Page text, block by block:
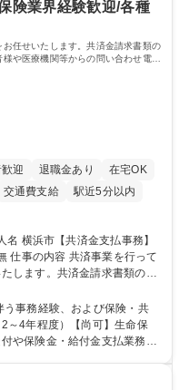
ストップサービスが最大の強
学力：英語 資格：
険業界経験歓迎/各種
任せいたします。共済金請求書類の
や医療機関等からの問い合わせ電話
迎 退職金あり
在宅OK
交通費支給
駅近5分以内
て
します。共済金請求書類の受
入者様や医療機関等からの問
受付、
事務処理業務全般を担当 ■専
作成・発送作業 ■加入者様や
事務経験、および保険・共
～4年程度）【尚可】生命保
や保険金・給付金支払業務経